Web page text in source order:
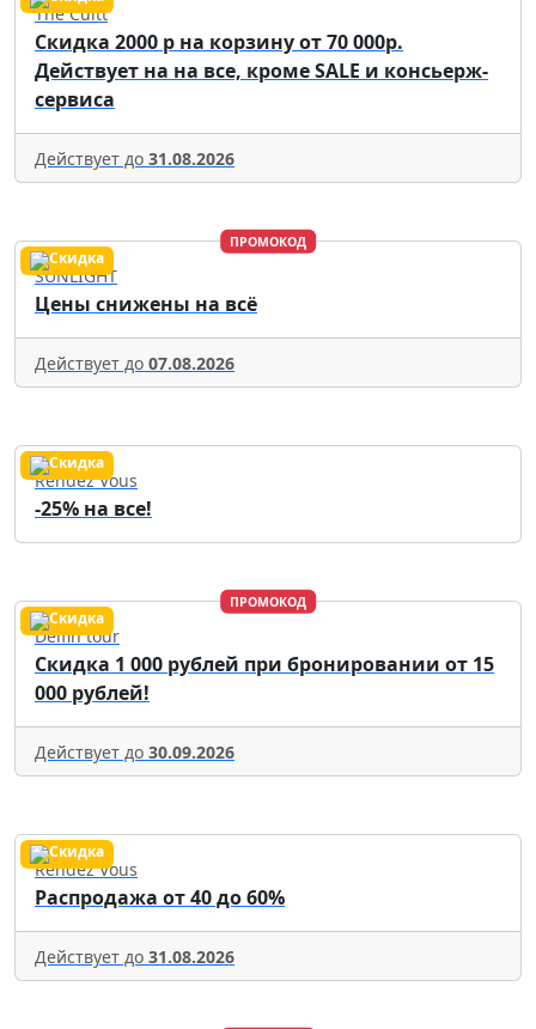
The Cultt
Скидка 2000 р на корзину от 70 000р.
Действует на на все, кроме SALE и консьерж-
сервиса
Действует до 31.08.2026
ПРОМОКОД
SUNLIGHT
Цены снижены на всё
Действует до 07.08.2026
Rendez Vous
-25% на все!
ПРОМОКОД
Delfin tour
Скидка 1 000 рублей при бронировании от 15
000 рублей!
Действует до 30.09.2026
Rendez Vous
Распродажа от 40 до 60%
Действует до 31.08.2026